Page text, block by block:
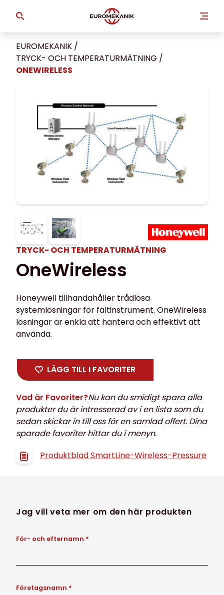
EUROMEKANIK /
TRYCK- OCH TEMPERATUR­MÄTNING /
ONEWIRELESS
TRYCK- OCH TEMPERATUR­MÄTNING
OneWireless
Honeywell tillhandahåller trådlösa
systemlösningar för fältinstrument. OneWireless
lösningar är enkla att hantera och effektivt att
använda.
LÄGG TILL I FAVORITER
Vad är Favoriter?Nu kan du smidigt spara alla
produkter du är intresserad av i en lista som du
sedan skickar in till oss för en samlad offert. Dina
sparade favoriter hittar du i menyn.
Produktblad SmartLine-Wireless-Pressure
Jag vill veta mer om den här produkten
För- och efternamn *
Företagsnamn *